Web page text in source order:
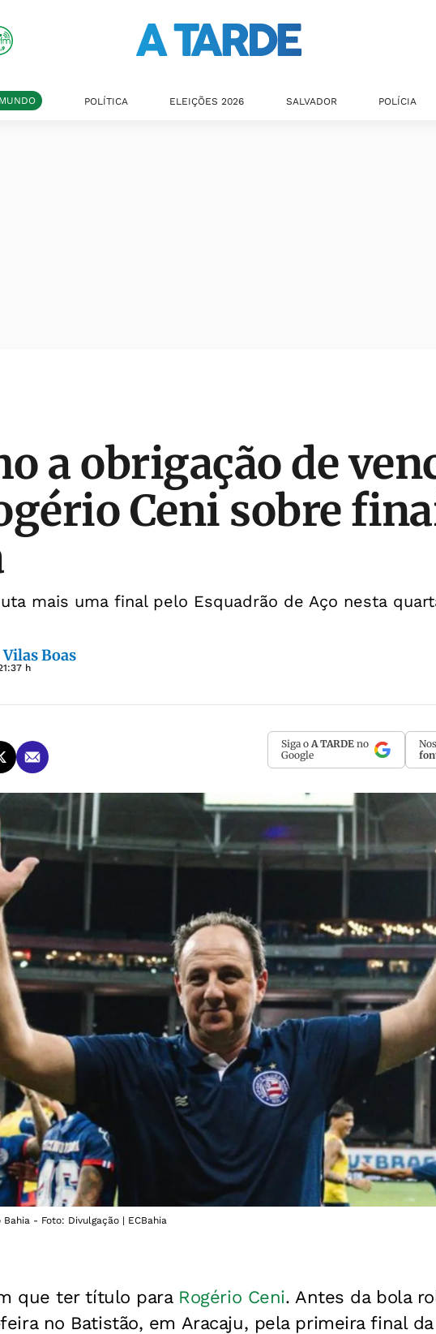
POLÍTICA ELEIÇÕES 2026 SALVADOR POLÍCIA
a obrigação de
Ceni sobre
mais uma final pelo Esquadrão de Aço nesta
Boas
h
Siga o A TARDE no
Google
- Foto: Divulgação | ECBahia
que ter título para Rogério Ceni. Antes da bola
no Batistão, em Aracaju, pela primeira final da